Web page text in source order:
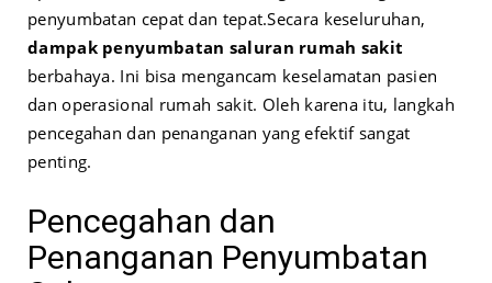
penyumbatan cepat dan tepat.Secara keseluruhan,
dampak penyumbatan saluran rumah sakit
berbahaya. Ini bisa mengancam keselamatan pasien
dan operasional rumah sakit. Oleh karena itu, langkah
pencegahan dan penanganan yang efektif sangat
penting.
Pencegahan dan
Penanganan Penyumbatan